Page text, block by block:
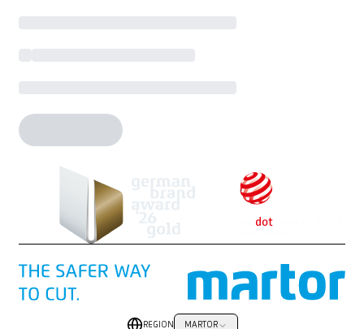
REGION MARTOR